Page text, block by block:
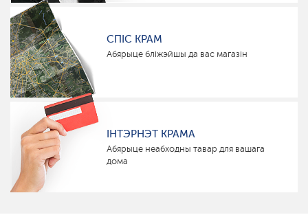
СПІС КРАМ
Абярыце бліжэйшы да вас магазін
ІНТЭРНЭТ КРАМА
Абярыце неабходны тавар для вашага
дома